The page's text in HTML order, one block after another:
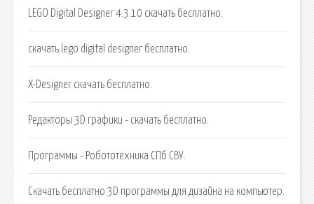
LEGO Digital Designer 4.3.10 скачать бесплатно.
скачать lego digital designer бесплатно.
X-Designer скачать бесплатно.
Редакторы 3D графики - скачать бесплатно.
Программы - Робототехника СПб СВУ.
Скачать бесплатно 3D программы для дизайна на компьютер.